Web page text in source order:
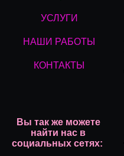
УСЛУГИ
НАШИ РАБОТЫ
КОНТАКТЫ
Вы так же можете
найти нас в
социальных сетях: